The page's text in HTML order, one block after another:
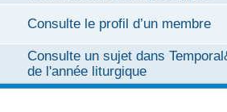
Consulte le profil d’un membre
Consulte un sujet dans
de l'année liturgique